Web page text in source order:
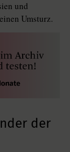
und
Umsturz.
der